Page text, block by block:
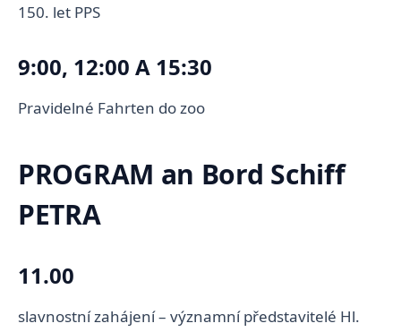
150. let PPS
9:00, 12:00 A 15:30
Pravidelné Fahrten do zoo
PROGRAM an Bord Schiff
PETRA
11.00
slavnostní zahájení – významní představitelé Hl.